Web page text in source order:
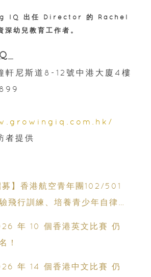
IQ 出任 Director 的 Rachel
幼兒教育工作者。
軒尼斯道8-12號中港大廈4樓
者提供
】香港航空青年團102/501
飛行訓練、培養青少年自律與
年 10 個香港英文比賽 仍
！
年 14 個香港中文比賽 仍